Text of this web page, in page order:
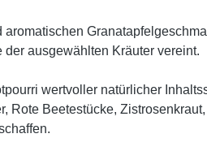
ausgewählten Kräuter vereint.
wertvoller natürlicher
Rote Beetestücke,